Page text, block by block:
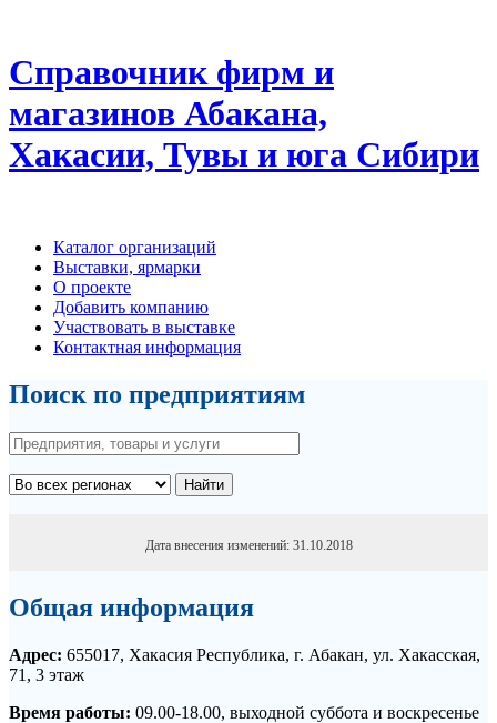
Справочник фирм и
магазинов Абакана,
Хакасии, Тувы и юга Сибири
Каталог организаций
Выставки, ярмарки
О проекте
Добавить компанию
Участвовать в выставке
Контактная информация
Поиск по предприятиям
Найти
Дата внесения изменений: 31.10.2018
Общая информация
Адрес: 655017, Хакасия Республика, г. Абакан, ул. Хакасская,
71, 3 этаж
Время работы: 09.00-18.00, выходной суббота и воскресенье